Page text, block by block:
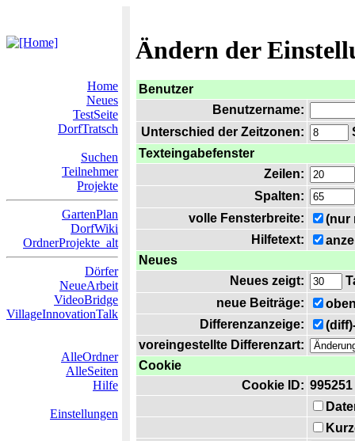
Ändern der
Home
Neues
TestSeite
DorfTratsch
Suchen
Teilnehmer
Projekte
GartenPlan
DorfWiki
OrdnerProjekte_alt
Dörfer
NeueArbeit
VideoBridge
VillageInnovationTalk
AlleOrdner
AlleSeiten
Hilfe
Einstellungen
Benutzer
Benutzername:
Unterschied der Zeitzonen:
Texteingabefenster
Zeilen:
Spalten:
volle Fensterbreite:
(nur
Hilfetext:
Neues
Neues zeigt:
neue Beiträge:
Differenzanzeige:
voreingestellte Differenzart:
Cookie
Cookie ID: 995251